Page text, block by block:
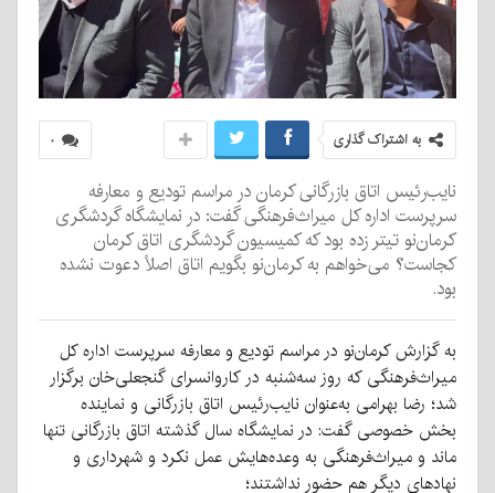
۰ به اشتراک گذاری
نایب‌رئیس اتاق بازرگانی کرمان در مراسم تودیع و معارفه
سرپرست اداره کل میراث‌فرهنگی گفت: در نمایشگاه گردشگری
کرمان‌نو تیتر زده بود که کمیسیون گردشگری اتاق کرمان
کجاست؟ می‌خواهم به کرمان‌نو بگویم اتاق اصلاً دعوت نشده
بود.
به گزارش کرمان‌نو در مراسم تودیع و معارفه سرپرست اداره کل
میراث‌فرهنگی که روز سه‌شنبه در کاروانسرای گنجعلی‌خان برگزار
شد؛ رضا بهرامی به‌عنوان نایب‌رئیس اتاق بازرگانی و نماینده
بخش خصوصی گفت: در نمایشگاه سال گذشته اتاق بازرگانی تنها
ماند و میراث‌فرهنگی به وعده‌هایش عمل نکرد و شهرداری و
نهادهای دیگر هم حضور نداشتند؛